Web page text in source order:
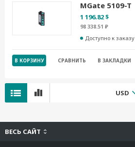
MGate 5109-T
1 196.82 $
98 338.51 ₽
Доступно к заказу
В КОРЗИНУ СРАВНИТЬ В ЗАКЛАДКИ
USD
ВЕСЬ САЙТ